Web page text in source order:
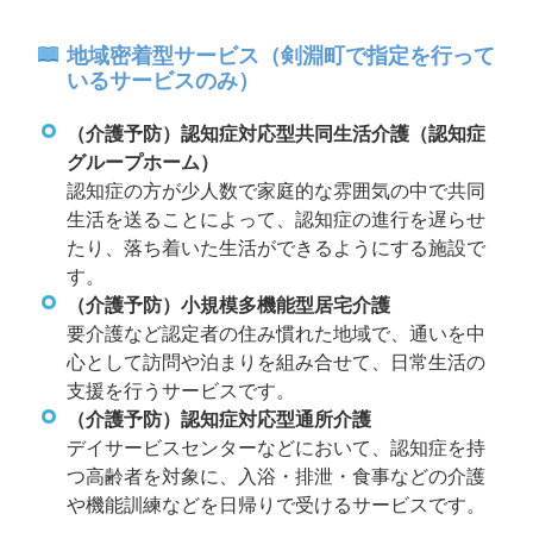
地域密着型サービス（剣淵町で指定を行って
いるサービスのみ）
（介護予防）認知症対応型共同生活介護（認知症
グループホーム）
認知症の方が少人数で家庭的な雰囲気の中で共同
生活を送ることによって、認知症の進行を遅らせ
たり、落ち着いた生活ができるようにする施設で
す。
（介護予防）小規模多機能型居宅介護
要介護など認定者の住み慣れた地域で、通いを中
心として訪問や泊まりを組み合せて、日常生活の
支援を行うサービスです。
（介護予防）認知症対応型通所介護
デイサービスセンターなどにおいて、認知症を持
つ高齢者を対象に、入浴・排泄・食事などの介護
や機能訓練などを日帰りで受けるサービスです。